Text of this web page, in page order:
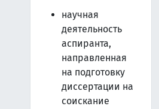
научная
деятельность
аспиранта,
направленная
на подготовку
диссертации на
соискание